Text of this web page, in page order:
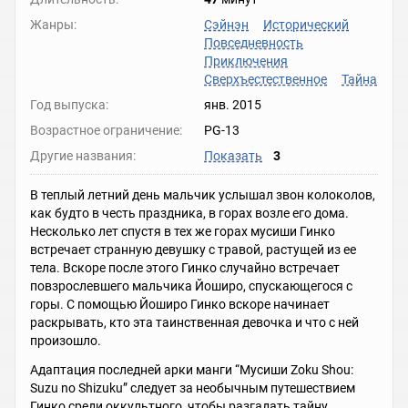
Жанры:
Сэйнэн
Исторический
Повседневность
Приключения
Сверхъестественное
Тайна
Год выпуска:
янв. 2015
Возрастное ограничение:
PG-13
Другие названия:
Показать 3
В теплый летний день мальчик услышал звон колоколов,
как будто в честь праздника, в горах возле его дома.
Несколько лет спустя в тех же горах мусиши Гинко
встречает странную девушку с травой, растущей из ее
тела. Вскоре после этого Гинко случайно встречает
повзрослевшего мальчика Йоширо, спускающегося с
горы. С помощью Йоширо Гинко вскоре начинает
раскрывать, кто эта таинственная девочка и что с ней
произошло.
Адаптация последней арки манги “Мусиши Zoku Shou:
Suzu no Shizuku” следует за необычным путешествием